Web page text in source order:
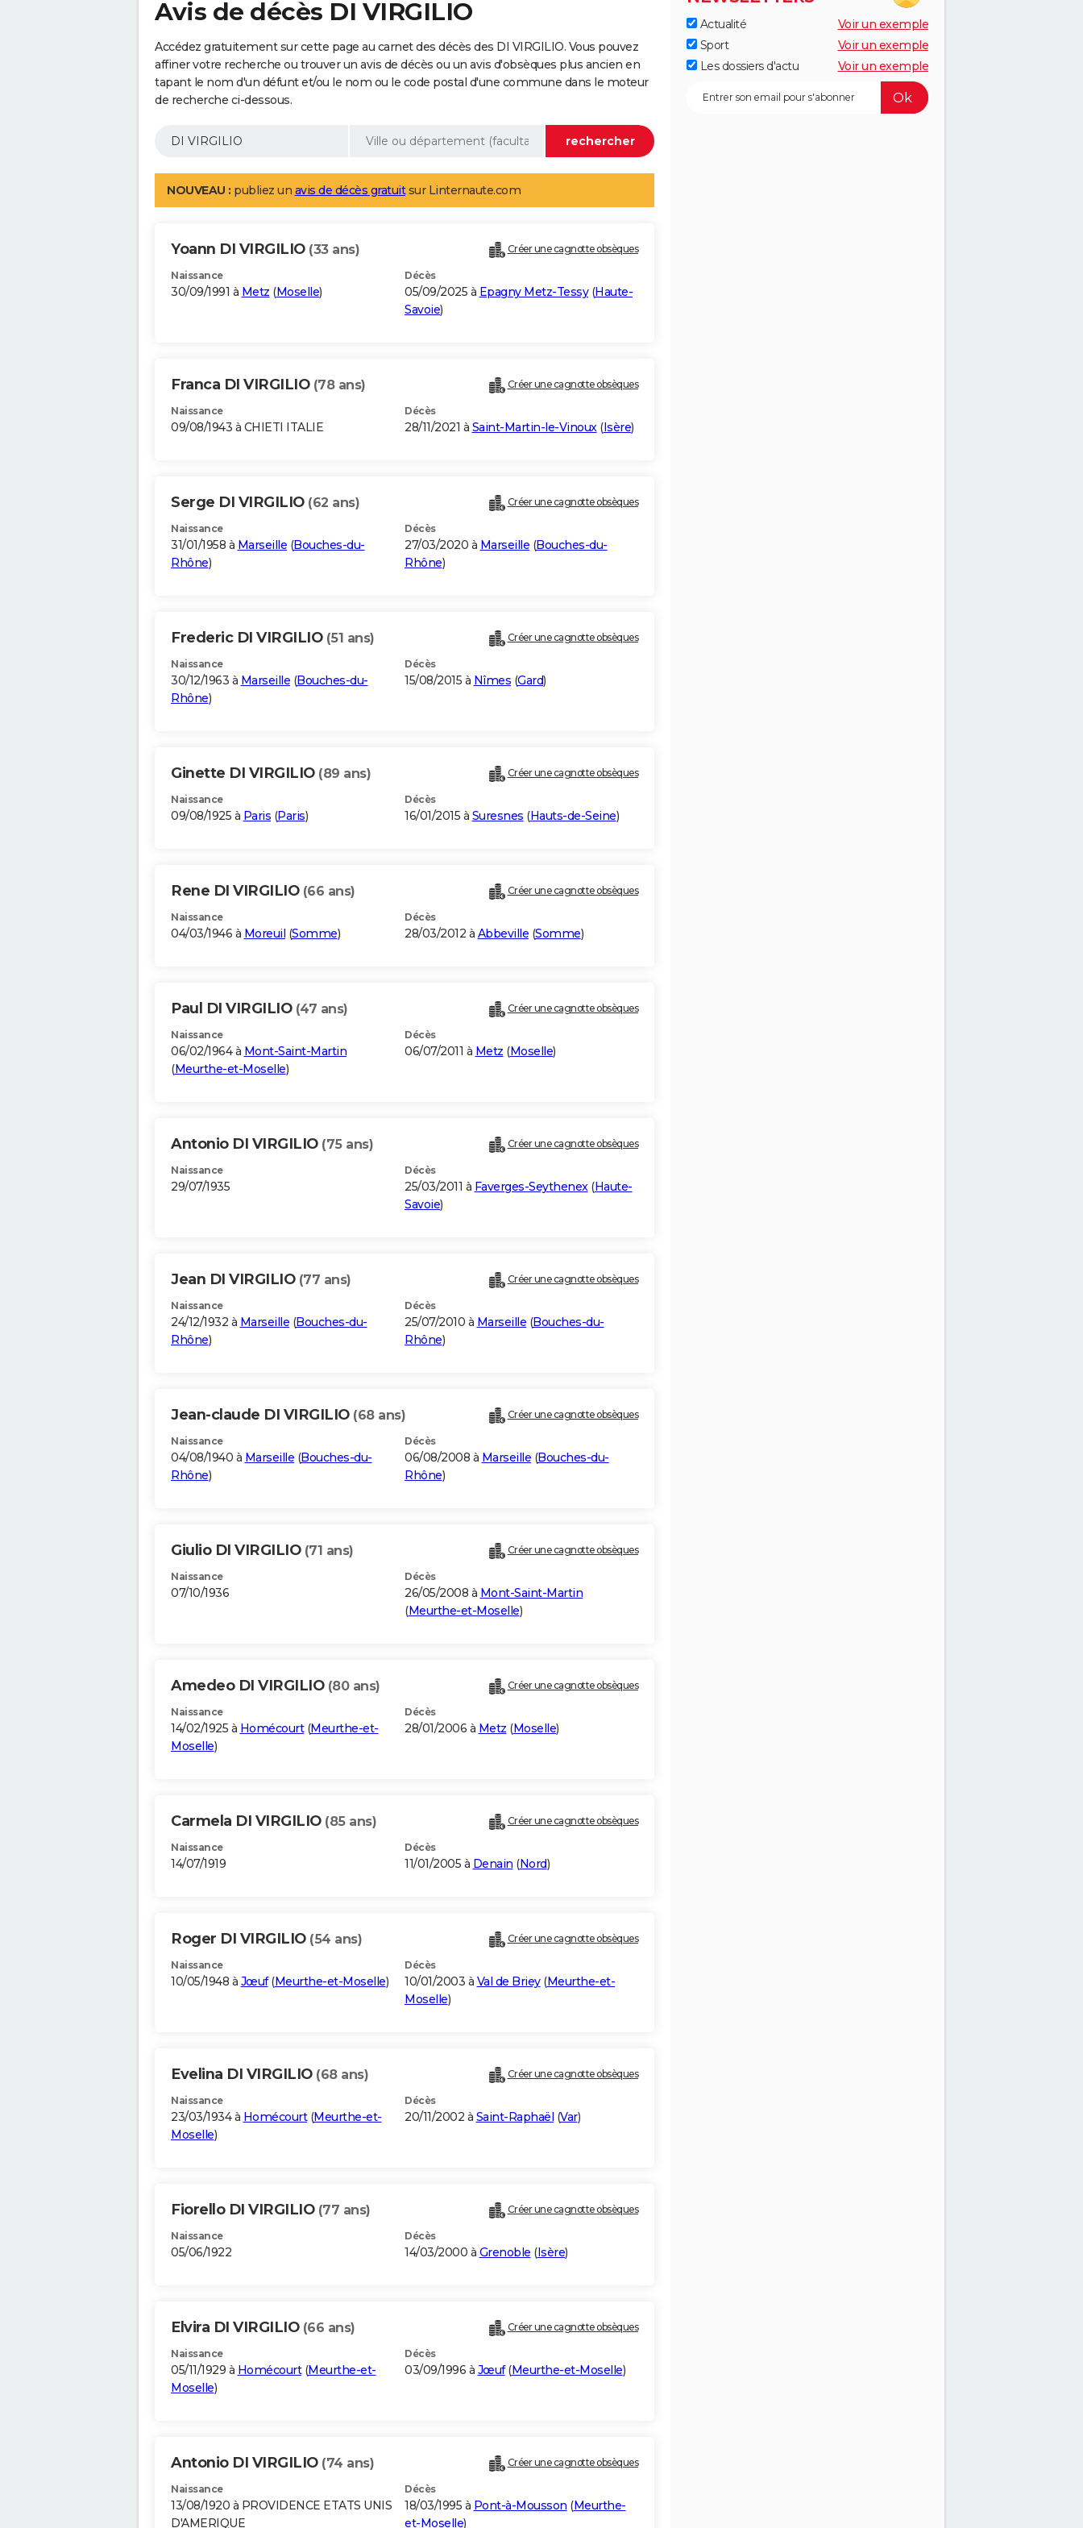
Avis de décès DI VIRGILIO
Accédez gratuitement sur cette page au carnet des décès des DI VIRGILIO. Vous pouvez
affiner votre recherche ou trouver un avis de décès ou un avis d'obsèques plus ancien en
tapant le nom d'un défunt et/ou le nom ou le code postal d'une commune dans le moteur
de recherche ci-dessous.
NOUVEAU : publiez un avis de décès gratuitsur Linternaute.com
Yoann DI VIRGILIO (33 ans) Créer une cagnotte obsèques
Naissance
30/09/1991 à Metz (Moselle)
Décès
05/09/2025 à Epagny Metz-Tessy(Haute-
Savoie)
Franca DI VIRGILIO (78 ans) Créer une cagnotte obsèques
Naissance
09/08/1943 à CHIETI ITALIE
Décès
28/11/2021 à Saint-Martin-le-Vinoux(Isère)
Serge DI VIRGILIO (62 ans) Créer une cagnotte obsèques
Naissance
31/01/1958 à Marseille (Bouches-du-
Rhône)
Décès
27/03/2020 à Marseille (Bouches-du-
Rhône)
Frederic DI VIRGILIO (51 ans) Créer une cagnotte obsèques
Naissance
30/12/1963 à Marseille (Bouches-du-
Rhône)
Décès
15/08/2015 à Nîmes (Gard)
Ginette DI VIRGILIO (89 ans) Créer une cagnotte obsèques
Naissance
09/08/1925 à Paris (Paris)
Décès
16/01/2015 à Suresnes (Hauts-de-Seine)
Rene DI VIRGILIO (66 ans) Créer une cagnotte obsèques
Naissance
04/03/1946 à Moreuil (Somme)
Décès
28/03/2012 à Abbeville (Somme)
Paul DI VIRGILIO (47 ans) Créer une cagnotte obsèques
Naissance
06/02/1964 à Mont-Saint-Martin
(Meurthe-et-Moselle)
Décès
06/07/2011 à Metz (Moselle)
Antonio DI VIRGILIO (75 ans) Créer une cagnotte obsèques
Naissance
29/07/1935
Décès
25/03/2011 à Faverges-Seythenex(Haute-
Savoie)
Jean DI VIRGILIO (77 ans) Créer une cagnotte obsèques
Naissance
24/12/1932 à Marseille (Bouches-du-
Rhône)
Décès
25/07/2010 à Marseille (Bouches-du-
Rhône)
Jean-claude DI VIRGILIO (68 ans) Créer une cagnotte obsèques
Naissance
04/08/1940 à Marseille (Bouches-du-
Rhône)
Décès
06/08/2008 à Marseille (Bouches-du-
Rhône)
Giulio DI VIRGILIO (71 ans) Créer une cagnotte obsèques
Naissance
07/10/1936
Décès
26/05/2008 à Mont-Saint-Martin
(Meurthe-et-Moselle)
Amedeo DI VIRGILIO (80 ans) Créer une cagnotte obsèques
Naissance
14/02/1925 à Homécourt(Meurthe-et-
Moselle)
Décès
28/01/2006 à Metz (Moselle)
Carmela DI VIRGILIO (85 ans) Créer une cagnotte obsèques
Naissance
14/07/1919
Décès
11/01/2005 à Denain (Nord)
Roger DI VIRGILIO (54 ans) Créer une cagnotte obsèques
Naissance
10/05/1948 à Jœuf(Meurthe-et-Moselle)
Décès
10/01/2003 à Val de Briey(Meurthe-et-
Moselle)
Evelina DI VIRGILIO (68 ans) Créer une cagnotte obsèques
Naissance
23/03/1934 à Homécourt(Meurthe-et-
Moselle)
Décès
20/11/2002 à Saint-Raphaël (Var)
Fiorello DI VIRGILIO (77 ans) Créer une cagnotte obsèques
Naissance
05/06/1922
Décès
14/03/2000 à Grenoble (Isère)
Elvira DI VIRGILIO (66 ans) Créer une cagnotte obsèques
Naissance
05/11/1929 à Homécourt(Meurthe-et-
Moselle)
Décès
03/09/1996 à Jœuf(Meurthe-et-Moselle)
Antonio DI VIRGILIO (74 ans) Créer une cagnotte obsèques
Naissance
13/08/1920 à PROVIDENCE ETATS UNIS
D'AMERIQUE
Décès
18/03/1995 à Pont-à-Mousson (Meurthe-
et-Moselle)
Actualité
Voir un exemple
Sport
Voir un exemple
Les dossiers d'actu
Voir un exemple